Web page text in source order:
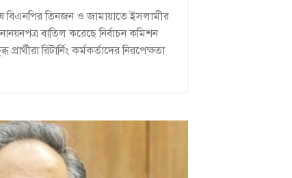
বিএনপির তিনজন ও জামায়াতে ইসলামীর
বাতিল করেছে নির্বাচন কমিশন
রিটার্নিং কর্মকর্তাদের নিরপেক্ষতা